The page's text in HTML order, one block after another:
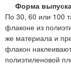
Форма
По 30, 60 или 100
флаконе из
же материала и
флакон
полиэтиленовой